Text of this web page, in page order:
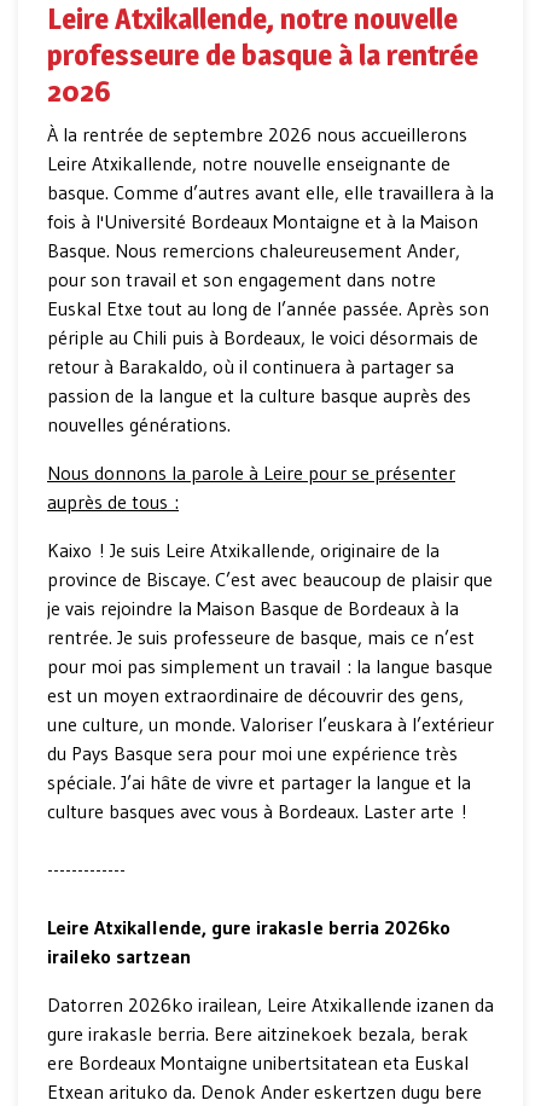
Leire Atxikallende, notre nouvelle
professeure de basque à la rentrée
2026
À la rentrée de septembre 2026 nous accueillerons
Leire Atxikallende, notre nouvelle enseignante de
basque. Comme d’autres avant elle, elle travaillera à la
fois à l'Université Bordeaux Montaigne et à la Maison
Basque. Nous remercions chaleureusement Ander,
pour son travail et son engagement dans notre
Euskal Etxe tout au long de l’année passée. Après son
périple au Chili puis à Bordeaux, le voici désormais de
retour à Barakaldo, où il continuera à partager sa
passion de la langue et la culture basque auprès des
nouvelles générations.
Nous donnons la parole à Leire pour se présenter
auprès de tous :
Kaixo ! Je suis Leire Atxikallende, originaire de la
province de Biscaye. C’est avec beaucoup de plaisir que
je vais rejoindre la Maison Basque de Bordeaux à la
rentrée. Je suis professeure de basque, mais ce n’est
pour moi pas simplement un travail : la langue basque
est un moyen extraordinaire de découvrir des gens,
une culture, un monde. Valoriser l’euskara à l’extérieur
du Pays Basque sera pour moi une expérience très
spéciale. J’ai hâte de vivre et partager la langue et la
culture basques avec vous à Bordeaux. Laster arte !
-------------
Leire Atxikallende, gure irakasle berria 2026ko
iraileko sartzean
Datorren 2026ko irailean, Leire Atxikallende izanen da
gure irakasle berria. Bere aitzinekoek bezala, berak
ere Bordeaux Montaigne unibertsitatean eta Euskal
Etxean arituko da. Denok Ander eskertzen dugu bere